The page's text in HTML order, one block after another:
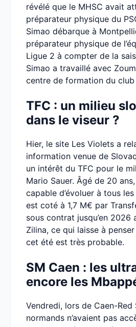
révélé que le MHSC avait
préparateur physique du
Simao débarque à
préparateur physique de
Ligue 2 à compter de la
Simao a travaillé avec
centre de formation du
TFC : un milieu
dans le viseur ?
Hier, le site Les Violets a
information venue de
un intérêt du TFC pour le
Mario Sauer. Âgé de 20
capable d’évoluer à tous
est coté à 1,7 M€ par
sous contrat jusqu’en 2026
Zilina, ce qui laisse à
cet été est très probable.
SM Caen : les
encore les
Vendredi, lors de Caen-Red
normands n’avaient pas